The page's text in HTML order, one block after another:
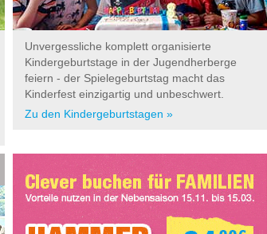
Unvergessliche komplett organisierte
Kindergeburtstage in der Jugendherberge
feiern - der Spielegeburtstag macht das
Kinderfest einzigartig und unbeschwert.
Zu den Kindergeburtstagen »